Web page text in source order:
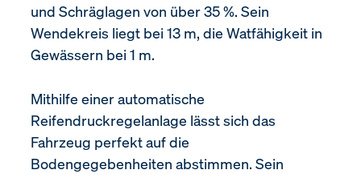
und Schräglagen von über 35 %. Sein
Wendekreis liegt bei 13 m, die Watfähigkeit in
Gewässern bei 1 m.
Mithilfe einer automatische
Reifendruckregelanlage lässt sich das
Fahrzeug perfekt auf die
Bodengegebenheiten abstimmen. Sein